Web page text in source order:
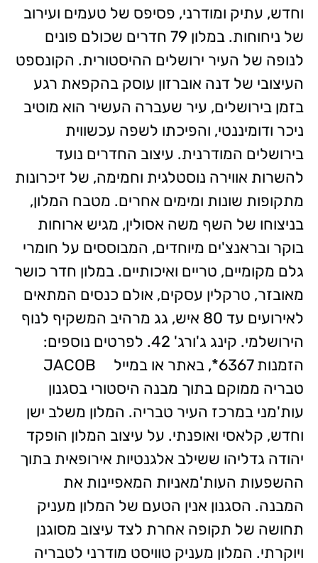
וחדש, עתיק ומודרני, פסיפס של טעמים ועירוב
של ניחוחות. במלון 79 חדרים שכולם פונים
לנופה של העיר ירושלים ההיסטורית. הקונספט
העיצובי של דנה אוברזון עוסק בהקפאת רגע
בזמן בירושלים, עיר שעברה העשיר הוא מוטיב
ניכר ודומיננטי, והפיכתו לשפה עכשווית
בירושלים המודרנית. עיצוב החדרים נועד
להשרות אווירה נוסטלגית וחמימה, של זיכרונות
מתקופות שונות ומימים אחרים. מטבח המלון,
בניצוחו של השף משה אסולין, מגיש ארוחות
בוקר ובראנצ'ים מיוחדים, המבוססים על חומרי
גלם מקומיים, טריים ואיכותיים. במלון חדר כושר
מאובזר, טרקלין עסקים, אולם כנסים המתאים
לאירועים עד 80 איש, גג מרהיב המשקיף לנוף
הירושלמי. קינג ג'ורג' 42. לפרטים נוספים:
הזמנות 6367*, באתר או במייל JACOB
טבריה ממוקם בתוך מבנה היסטורי בסגנון
עות'מני במרכז העיר טבריה. המלון משלב ישן
וחדש, קלאסי ואופנתי. על עיצוב המלון הופקד
יהודה גדליהו ששילב אלגנטיות אירופאית בתוך
ההשפעות העות'מאניות המאפיינות את
המבנה. הסגנון אנין הטעם של המלון מעניק
תחושה של תקופה אחרת לצד עיצוב מסוגנן
ויוקרתי. המלון מעניק טוויסט מודרני לטבריה